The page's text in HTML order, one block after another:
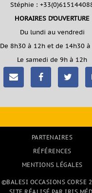
Stéphie :
HORAIRES D'OUVERTURE
Du lundi au vendredi
De 8h30 à 12h et de 14h30
Le samedi de 9h à 12h
PARTENAIRES
RÉFÉRENCES
MENTIONS LÉGALES
©BALESI OCCASIONS CORSE